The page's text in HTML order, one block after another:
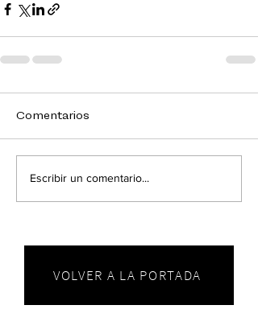
Comentarios
Escribir un comentario...
VOLVER A LA PORTADA